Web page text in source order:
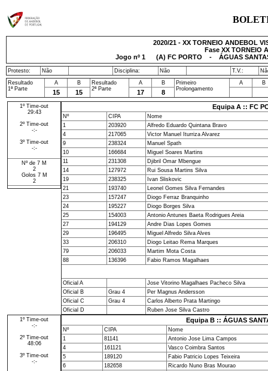
2020/21 - XX TORNEIO ANDEBOL
Fase XX TORNEIO
Jogo nº 1(A) FC PORTO - ÁGUAS SANTAS
Protesto: Não Disciplina: Não T.V.:
Resultado
1ª Parte
A B
Resultado
2ª Parte
A B
Primeiro
Prolongamento
A B
15 15 17 8
1º Time-out
29:43
2º Time-out
-:-
3º Time-out
-:-
Nº de 7 M
2
Golos 7 M
2
Equipa A :: FC
Nº CIPA
Nome
1
203920
Alfredo Eduardo Quintana Bravo
4
217065
Victor Manuel Iturriza Alvarez
9
238324
Manuel Spath
10
166684
Miguel Soares Martins
11
231308
Djibril Omar Mbengue
14
127972
Rui Sousa Martins Silva
19
238325
Ivan Sliskovic
21
193740
Leonel Gomes Silva Fernandes
23
157247
Diogo Ferraz Branquinho
24
195227
Diogo Borges Silva
25
154003
Antonio Antunes Baeta Rodrigues Areia
27
194129
Andre Dias Lopes Gomes
29
196495
Miguel Alfredo Silva Alves
33
206310
Diogo Leitao Rema Marques
79
206033
Martim Mota Costa
88
136396 Fabio Ramos Magalhaes
Oficial A
Jose Vitorino Magalhaes Pacheco Silva
Oficial B
Grau 4
Per Magnus Andersson
Oficial C
Grau 4
Carlos Alberto Prata Martingo
Oficial D
Ruben Jose Silva Castro
1º Time-out
-:-
2º Time-out
48:06
3º Time-out
-:-
Equipa B :: ÁGUAS
Nº CIPA
Nome
1
81141
Antonio Jose Lima Campos
4
161121
Vasco Coimbra Santos
5
189120
Fabio Patricio Lopes Teixeira
6
182658
Ricardo Nuno Bras Mourao